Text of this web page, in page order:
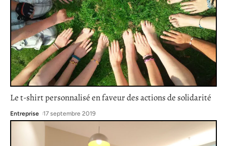
Le t-shirt personnalisé en faveur des actions de solidarité
Entreprise 17 septembre 2019